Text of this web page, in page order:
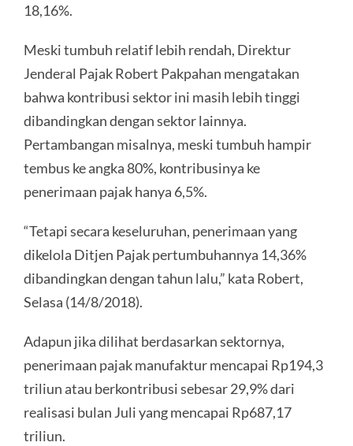
18,16%.
Meski tumbuh relatif lebih rendah, Direktur
Jenderal Pajak Robert Pakpahan mengatakan
bahwa kontribusi sektor ini masih lebih tinggi
dibandingkan dengan sektor lainnya.
Pertambangan misalnya, meski tumbuh hampir
tembus ke angka 80%, kontribusinya ke
penerimaan pajak hanya 6,5%.
“Tetapi secara keseluruhan, penerimaan yang
dikelola Ditjen Pajak pertumbuhannya 14,36%
dibandingkan dengan tahun lalu,” kata Robert,
Selasa (14/8/2018).
Adapun jika dilihat berdasarkan sektornya,
penerimaan pajak manufaktur mencapai Rp194,3
triliun atau berkontribusi sebesar 29,9% dari
realisasi bulan Juli yang mencapai Rp687,17
triliun.